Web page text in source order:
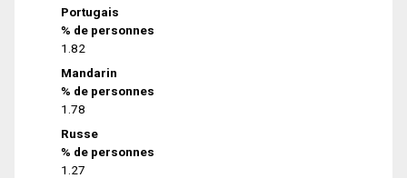
Portugais
% de personnes
1.82
Mandarin
% de personnes
1.78
Russe
% de personnes
1.27